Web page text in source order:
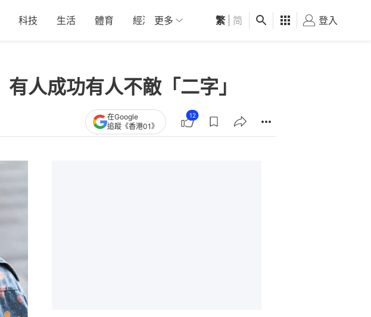
科技 生活 體育 經濟 01深圳 觀點 健康 好食玩飛
更多 繁 简 登入
人成功有人不敵「二字」
在Google
追蹤《香港01》
12